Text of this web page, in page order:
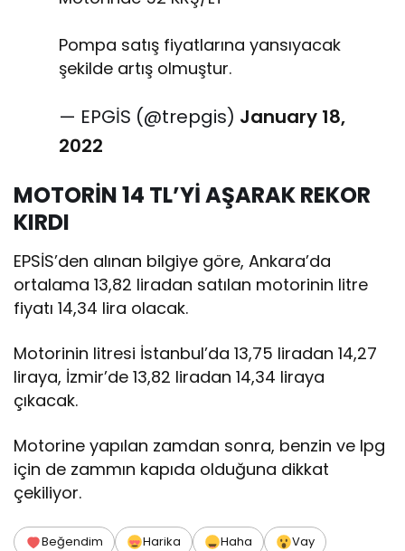
Pompa satış fiyatlarına yansıyacak
şekilde artış olmuştur.
— EPGİS (@trepgis) January 18,
2022
MOTORİN 14 TL’Yİ AŞARAK REKOR
KIRDI
EPSİS’den alınan bilgiye göre, Ankara’da
ortalama 13,82 liradan satılan motorinin litre
fiyatı 14,34 lira olacak.
Motorinin litresi İstanbul’da 13,75 liradan 14,27
liraya, İzmir’de 13,82 liradan 14,34 liraya
çıkacak.
Motorine yapılan zamdan sonra, benzin ve lpg
için de zammın kapıda olduğuna dikkat
çekiliyor.
Beğendim Harika Haha
Vay